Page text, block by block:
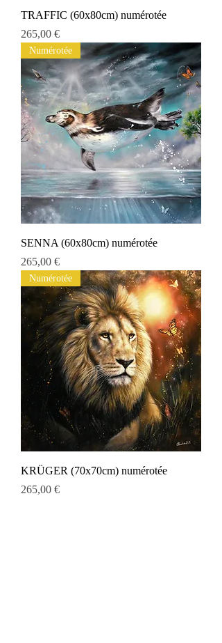
TRAFFIC (60x80cm) numérotée
Prix
265,00 €
Numérotée
SENNA (60x80cm) numérotée
Prix
265,00 €
Numérotée
KRÜGER (70x70cm) numérotée
Prix
265,00 €